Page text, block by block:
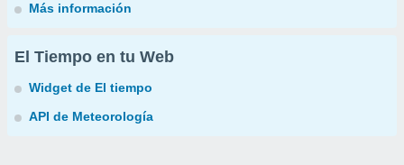
Más información
El Tiempo en tu Web
Widget de El tiempo
API de Meteorología